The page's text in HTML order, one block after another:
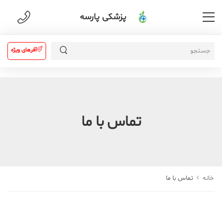
پزشکی پارسه
آفرهای ویژه
تماس با ما
خانه تماس با ما